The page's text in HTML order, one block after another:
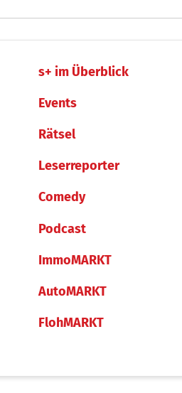
s+ im Überblick
Events
Rätsel
Leserreporter
Comedy
Podcast
ImmoMARKT
AutoMARKT
FlohMARKT